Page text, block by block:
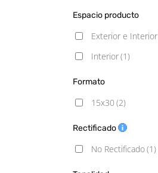
Espacio producto
Exterior e Interior
Interior(1)
Formato
15x30 (2)
Rectificado
No Rectificado(1)